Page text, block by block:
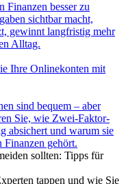
Finanzen besser zu
sichtbar macht,
gewinnt langfristig mehr
Alltag.
Ihre Onlinekonten mit
sind bequem – aber
Sie, wie Zwei-Faktor-
absichert und warum sie
gehört.
sollten: Tipps für
tappen und wie Sie